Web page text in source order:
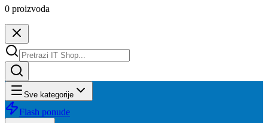
0 proizvoda
Sve kategorije
Flash ponude